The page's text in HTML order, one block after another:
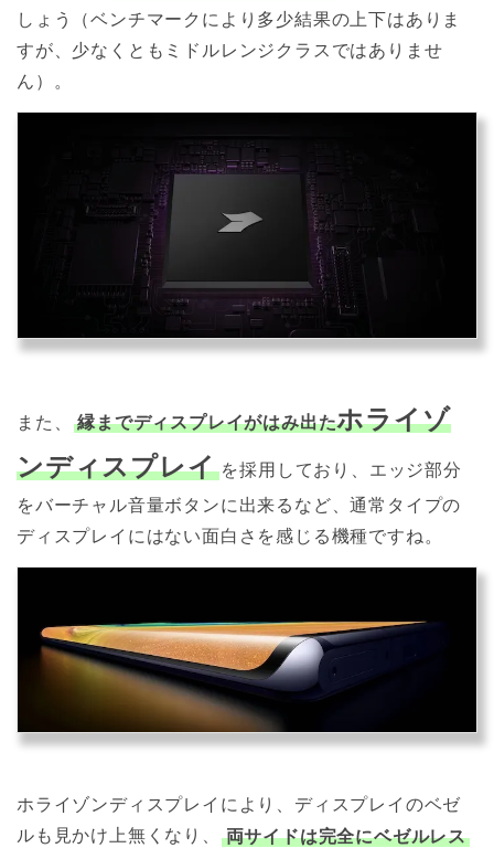
しょう（ベンチマークにより多少結果の上下はありま
すが、少なくともミドルレンジクラスではありませ
ん）。
また、 縁までディスプレイがはみ出たホライゾ
ンディスプレイ を採用しており、エッジ部分
をバーチャル音量ボタンに出来るなど、通常タイプの
ディスプレイにはない面白さを感じる機種ですね。
ホライゾンディスプレイにより、ディスプレイのベゼ
ルも見かけ上無くなり、
両サイドは完全にベゼルレス